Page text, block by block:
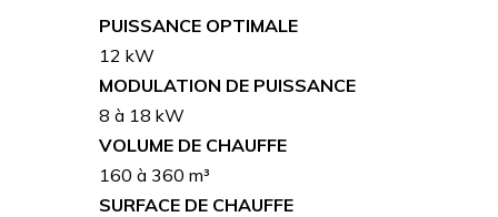
PUISSANCE OPTIMALE
12 kW
MODULATION DE PUISSANCE
8 à 18 kW
VOLUME DE CHAUFFE
160 à 360 m³
SURFACE DE CHAUFFE